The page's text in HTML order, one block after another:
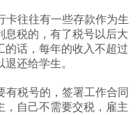
卡往往有一些存款作为生
息税的，有了税号以后大
的话，每年的收入不超过
还给学生。
有税号的，签署工作合同
，自己不需要交税，雇主